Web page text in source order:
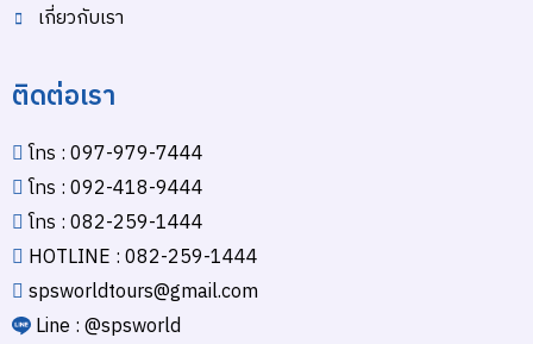
เกี่ยวกับเรา
ติดต่อเรา
โทร : 097-979-7444
โทร : 092-418-9444
โทร : 082-259-1444
HOTLINE : 082-259-1444
spsworldtours@gmail.com
Line : @spsworld